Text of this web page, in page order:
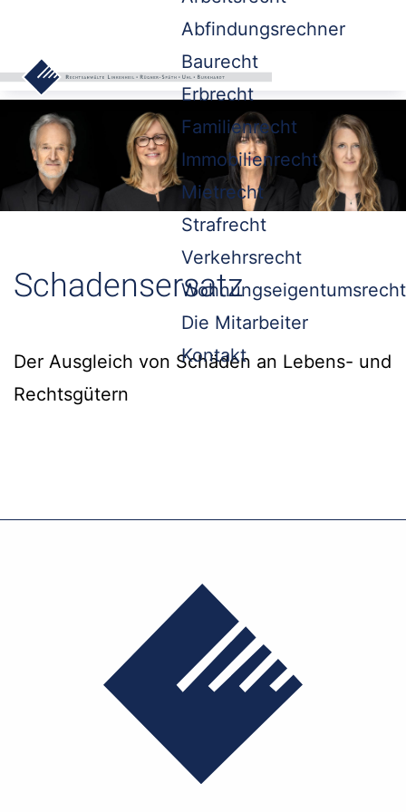
Abfindungsrechner
Baurecht
Erbrecht
Familienrecht
Immobilienrecht
Mietrecht
Strafrecht
Verkehrsrecht
Wohnungseigentumsrecht
Die Mitarbeiter
Kontakt
Schadensersatz
Der Ausgleich von Schäden an Lebens- und
Rechtsgütern